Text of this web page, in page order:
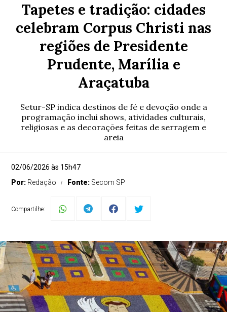
Tapetes e tradição: cidades
celebram Corpus Christi nas
regiões de Presidente
Prudente, Marília e
Araçatuba
Setur-SP indica destinos de fé e devoção onde a
programação inclui shows, atividades culturais,
religiosas e as decorações feitas de serragem e
areia
02/06/2026 às 15h47
Por: Redação Fonte: Secom SP
Compartilhe: